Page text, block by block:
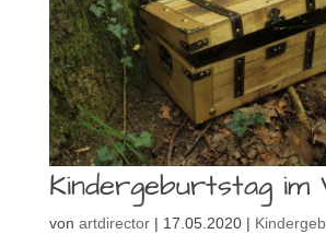
Kindergeburtstag im
von artdirector| 17.05.2020|